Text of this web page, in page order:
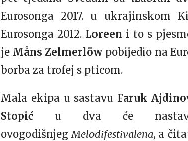
Eurosonga 2017. u ukrajinskom
Eurosonga 2012. Loreen i to s
je Måns Zelmerlöw pobijedio na
borba za trofej s pticom.
Mala ekipa u sastavu Faruk
Stopić u dva će
ovogodišnjegMelodifestivalena, a